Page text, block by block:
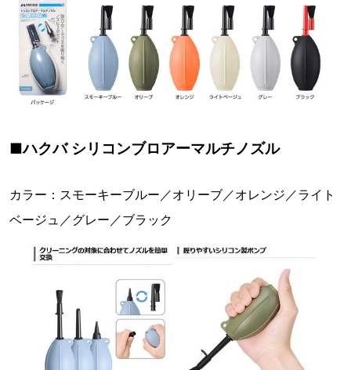
■ハクバ シリコンブロアーマルチノズル
カラー：スモーキーブルー／オリーブ／オレンジ／ライト
ベージュ／グレー／ブラック